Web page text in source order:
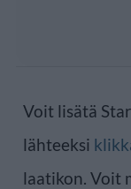
Voit lisätä
lähteeksi
laatikon. Voit